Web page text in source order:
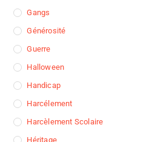
Gangs
Générosité
Guerre
Halloween
Handicap
Harcélement
Harcèlement Scolaire
Héritage